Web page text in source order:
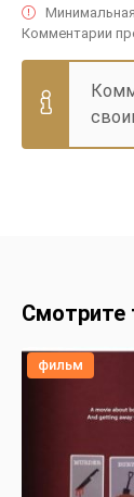
Комментарии
Смотрите
фильм